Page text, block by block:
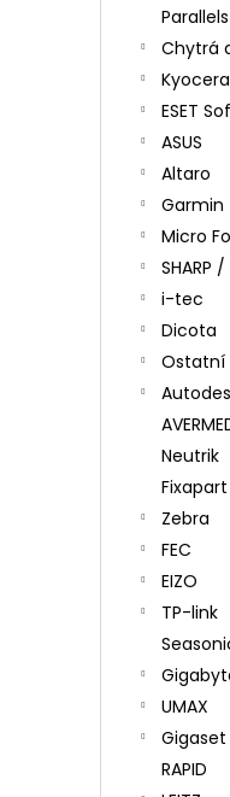
Parallels
Chytrá
Kyocera
ESET
ASUS
Altaro
Garmin
Micro
SHARP /
i-tec
Dicota
Ostatní
Neutrik
Fixapart
Zebra
FEC
EIZO
TP-link
UMAX
Gigaset
RAPID